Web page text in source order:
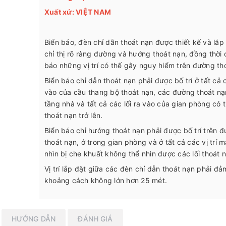
Xuất xứ: VIỆT NAM
Biển báo, đèn chỉ dẫn thoát nạn được thiết kế và
chỉ thị rõ ràng đường và hướng thoát nạn, đồng thời
báo những vị trí có thế gây nguy hiểm trên đường
Biển báo chỉ dẫn thoát nạn phải được bố trí ở tất cả
vào của cầu thang bộ thoát nạn, các đường thoát
tầng nhà và tất cả các lối ra vào của gian phòng có
thoát nạn trở lên.
Biển báo chỉ hướng thoát nạn phải được bố trí trên
thoát nạn, ở trong gian phòng và ở tất cả các vị trí
nhìn bị che khuất không thể nhìn được các lối thoát
Vị trí lắp đặt giữa các đèn chỉ dẫn thoát nạn phải
khoảng cách không lớn hơn 25 mét.
HƯỚNG DẪN ĐÁNH GIÁ